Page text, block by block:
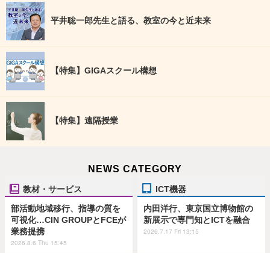
平井聡一郎先生と語る、教室の今と近未来
【特集】GIGAスクール構想
【特集】遠隔授業
NEWS CATEGORY
教材・サービス
部活動地域移行、指導の質を
可視化…CIN GROUPとFCEが
業務提携
2026.8.6 Thu 15:45
ICT機器
内田洋行、東京国立博物館の
新展示で専門知とICTを融合
2026.7.17 Fri 13:15